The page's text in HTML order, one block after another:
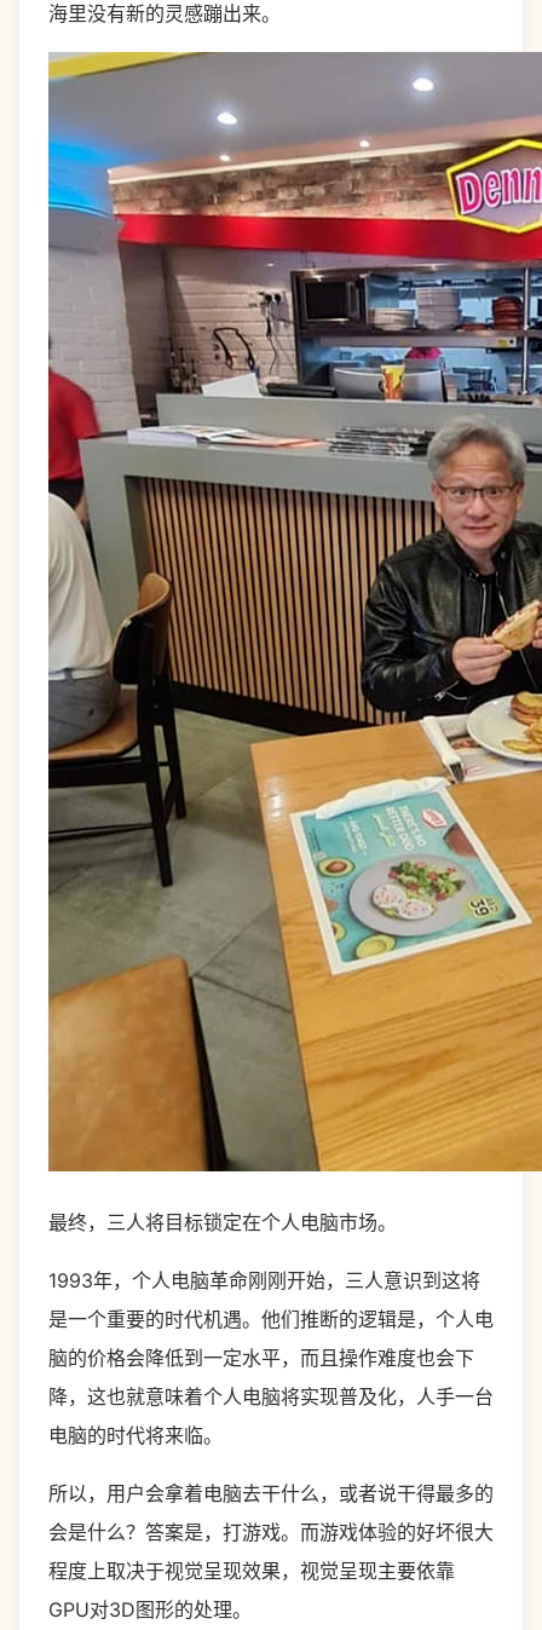
海里没有新的灵感蹦出来。
最终，三人将目标锁定在个人电脑市场。
1993年，个人电脑革命刚刚开始，三人意识到这将
是一个重要的时代机遇。他们推断的逻辑是，个人电
脑的价格会降低到一定水平，而且操作难度也会下
降，这也就意味着个人电脑将实现普及化，人手一台
电脑的时代将来临。
所以，用户会拿着电脑去干什么，或者说干得最多的
会是什么？答案是，打游戏。而游戏体验的好坏很大
程度上取决于视觉呈现效果，视觉呈现主要依靠
GPU对3D图形的处理。